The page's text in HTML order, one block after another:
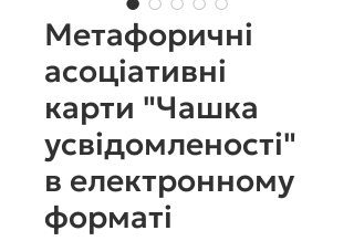
Метафоричні
асоціативні
карти "Чашка
усвідомленості"
в електронному
форматі